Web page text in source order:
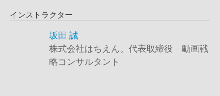
インストラクター
坂田 誠
株式会社はちえん。代表取締役 動画戦
略コンサルタント